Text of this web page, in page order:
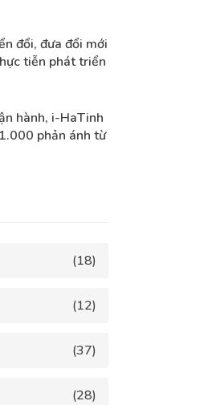
đổi, đưa đổi mới
tiễn phát triển
hành, i-HaTinh
phản ánh từ
(18)
(12)
(37)
(28)